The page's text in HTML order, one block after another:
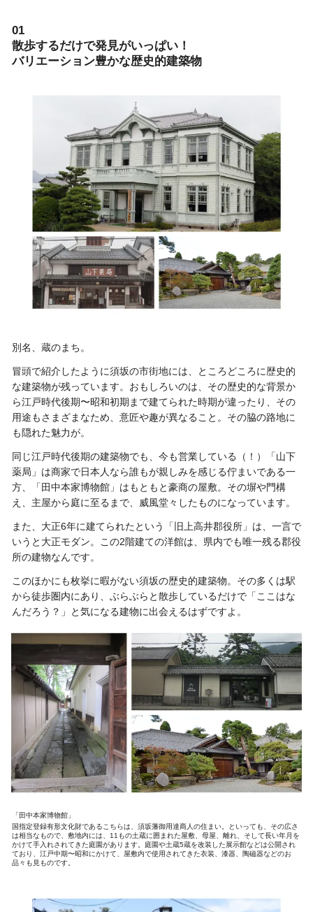
01
散歩するだけで発見がいっぱい！
バリエーション豊かな歴史的建築物
別名、蔵のまち。
冒頭で紹介したように須坂の市街地には、ところどころに歴史的
な建築物が残っています。おもしろいのは、その歴史的な背景か
ら江戸時代後期〜昭和初期まで建てられた時期が違ったり、その
用途もさまざまなため、意匠や趣が異なること。その脇の路地に
も隠れた魅力が。
同じ江戸時代後期の建築物でも、今も営業している（！）「山下
薬局」は商家で日本人なら誰もが親しみを感じる佇まいである一
方、「田中本家博物館」はもともと豪商の屋敷。その塀や門構
え、主屋から庭に至るまで、威風堂々したものになっています。
また、大正6年に建てられたという「旧上高井郡役所」は、一言で
いうと大正モダン。この2階建ての洋館は、県内でも唯一残る郡役
所の建物なんです。
このほかにも枚挙に暇がない須坂の歴史的建築物。その多くは駅
から徒歩圏内にあり、ぶらぶらと散歩しているだけで「ここはな
んだろう？」と気になる建物に出会えるはずですよ。
「田中本家博物館」
国指定登録有形文化財であるこちらは、須坂藩御用達商人の住まい。といっても、その広さ
は相当なもので、敷地内には、11もの土蔵に囲まれた屋敷、母屋、離れ、そして長い年月を
かけて手入れされてきた庭園があります。庭園や土蔵5蔵を改装した展示館などは公開され
ており、江戸中期〜昭和にかけて、屋敷内で使用されてきた衣装、漆器、陶磁器などのお
品々も見ものです。